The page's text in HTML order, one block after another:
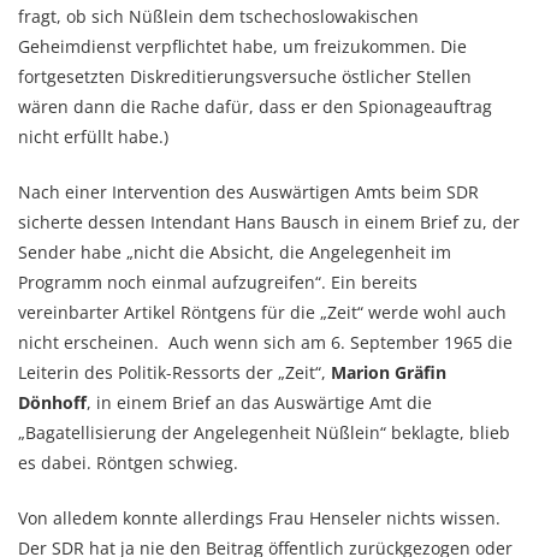
fragt, ob sich Nüßlein dem tschechoslowakischen
Geheimdienst verpflichtet habe, um freizukommen. Die
fortgesetzten Diskreditierungsversuche östlicher Stellen
wären dann die Rache dafür, dass er den Spionageauftrag
nicht erfüllt habe.)
Nach einer Intervention des Auswärtigen Amts beim SDR
sicherte dessen Intendant Hans Bausch in einem Brief zu, der
Sender habe „nicht die Absicht, die Angelegenheit im
Programm noch einmal aufzugreifen“. Ein bereits
vereinbarter Artikel Röntgens für die „Zeit“ werde wohl auch
nicht erscheinen. Auch wenn sich am 6. September 1965 die
Leiterin des Politik-Ressorts der „Zeit“, Marion Gräfin
Dönhoff, in einem Brief an das Auswärtige Amt die
„Bagatellisierung der Angelegenheit Nüßlein“ beklagte, blieb
es dabei. Röntgen schwieg.
Von alledem konnte allerdings Frau Henseler nichts wissen.
Der SDR hat ja nie den Beitrag öffentlich zurückgezogen oder